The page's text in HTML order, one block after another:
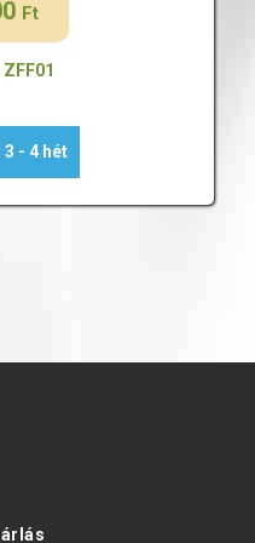
Ft
- 4 hét